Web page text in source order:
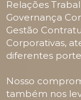
Relações
Governança
Gestão
Corporativas,
diferentes
Nosso
também nos